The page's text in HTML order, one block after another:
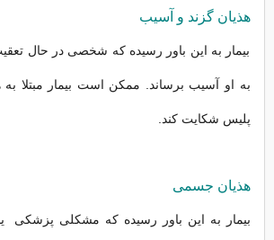
هذیان گزند و آسیب
بیمار به این باور رسیده که شخصی در حال
به او آسیب برساند. ممکن است بیمار مبتلا به
پلیس شکایت کند.
هذیان جسمی
بیمار به این باور رسیده که مشکلی